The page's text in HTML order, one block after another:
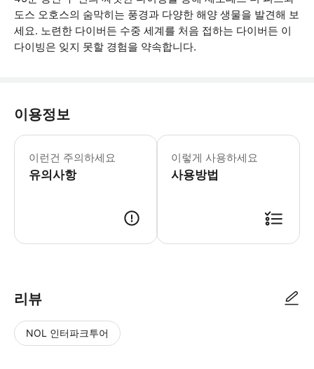
도스 오호스의 숨막히는 풍경과 다양한 해양 생물을 발견해 보
세요. 노련한 다이버든 수중 세계를 처음 접하는 다이버든 이
다이빙은 잊지 못할 경험을 약속합니다.
이용정보
이런건 주의하세요
유의사항
이렇게 사용하세요
사용방법
리뷰
NOL 인터파크투어